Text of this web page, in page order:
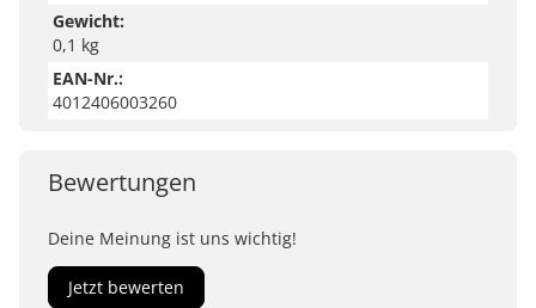
Gewicht:
0,1 kg
EAN-Nr.:
4012406003260
Bewertungen
Deine Meinung ist uns wichtig!
Jetzt bewerten